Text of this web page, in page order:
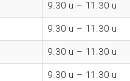
9.30 u – 11.30 u
9.30 u – 11.30 u
9.30 u – 11.30 u
9.30 u – 11.30 u